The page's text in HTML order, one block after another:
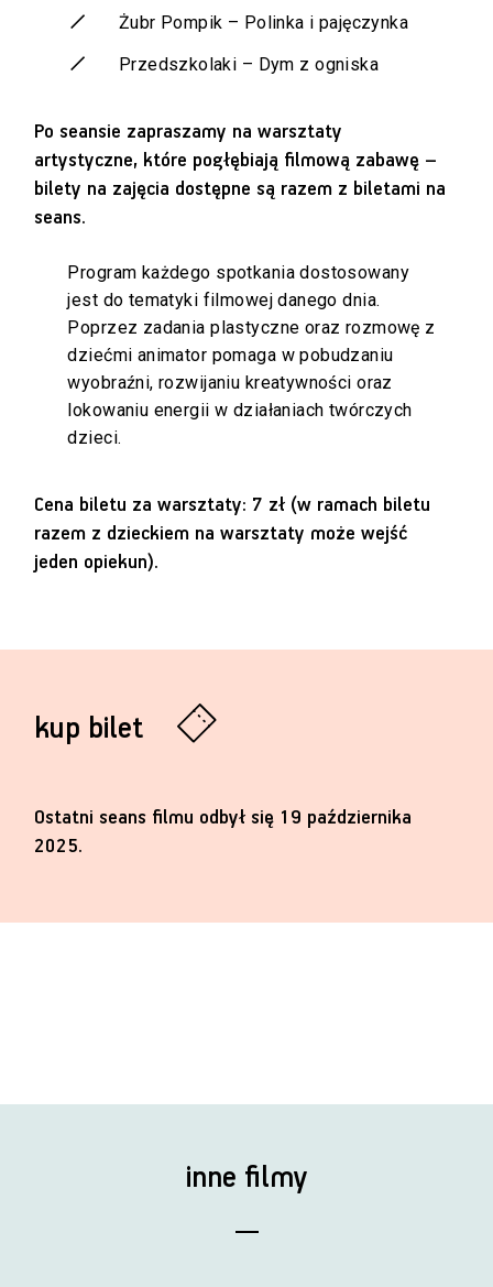
kup bilet
Ostatni seans filmu odbył się 19 października
2025.
Żubr Pompik – Polinka i pajęczynka
Przedszkolaki – Dym z ogniska
Po seansie zapraszamy na warsztaty
artystyczne, które pogłębiają filmową zabawę –
bilety na zajęcia dostępne są razem z biletami na
seans.
Program każdego spotkania dostosowany
jest do tematyki filmowej danego dnia.
Poprzez zadania plastyczne oraz rozmowę z
dziećmi animator pomaga w pobudzaniu
wyobraźni, rozwijaniu kreatywności oraz
lokowaniu energii w działaniach twórczych
dzieci.
Cena biletu za warsztaty: 7 zł (w ramach biletu
razem z dzieckiem na warsztaty może wejść
jeden opiekun).
inne filmy